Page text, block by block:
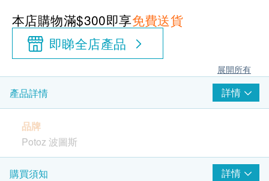
本店購物滿$300即享免費送貨
即睇全店產品
展開所有
產品詳情 詳情
品牌
Potoz 波圖斯
包裝
購買須知 詳情